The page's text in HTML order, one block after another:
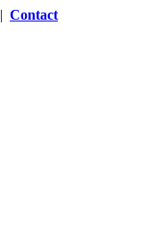
| Contact